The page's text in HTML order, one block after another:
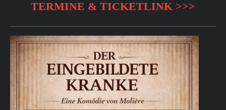
TERMINE & TICKETLINK >>>